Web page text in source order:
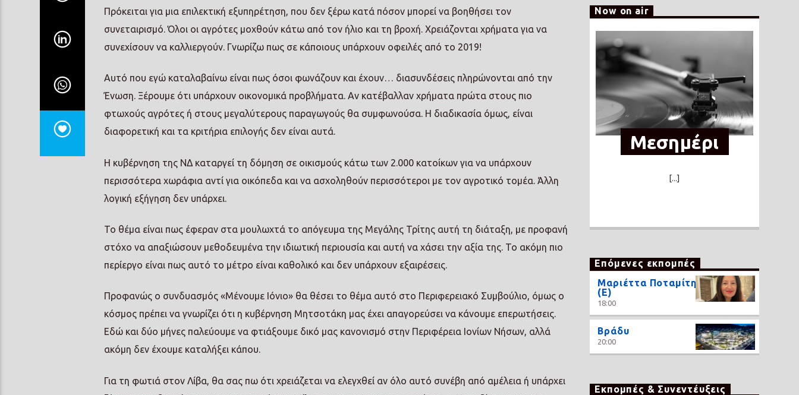
Πρόκειται για μια επιλεκτική εξυπηρέτηση, που δεν ξέρω κατά πόσον μπορεί να βοηθήσει τον
συνεταιρισμό. Όλοι οι αγρότες μοχθούν κάτω από τον ήλιο και τη βροχή. Χρειάζονται χρήματα για να
συνεχίσουν να καλλιεργούν. Γνωρίζω πως σε κάποιους υπάρχουν οφειλές από το 2019!
Aυτό που εγώ καταλαβαίνω είναι πως όσοι φωνάζουν και έχουν… διασυνδέσεις πληρώνονται από την
Ένωση. Ξέρουμε ότι υπάρχουν οικονομικά προβλήματα. Αν κατέβαλλαν χρήματα πρώτα στους πιο
φτωχούς αγρότες ή στους μεγαλύτερους παραγωγούς θα συμφωνούσα. Η διαδικασία όμως, είναι
διαφορετική και τα κριτήρια επιλογής δεν είναι αυτά.
Η κυβέρνηση της ΝΔ καταργεί τη δόμηση σε οικισμούς κάτω των 2.000 κατοίκων για να υπάρχουν
περισσότερα χωράφια αντί για οικόπεδα και να ασχοληθούν περισσότεροι με τον αγροτικό τομέα. Άλλη
λογική εξήγηση δεν υπάρχει.
Το θέμα είναι πως έφεραν στα μουλωχτά το απόγευμα της Μεγάλης Τρίτης αυτή τη διάταξη, με προφανή
στόχο να απαξιώσουν μεθοδευμένα την ιδιωτική περιουσία και αυτή να χάσει την αξία της. Το ακόμη πιο
περίεργο είναι πως αυτό το μέτρο είναι καθολικό και δεν υπάρχουν εξαιρέσεις.
Προφανώς ο συνδυασμός «Μένουμε Ιόνιο» θα θέσει το θέμα αυτό στο Περιφερειακό Συμβούλιο, όμως ο
κόσμος πρέπει να γνωρίζει ότι η κυβέρνηση Μητσοτάκη μας έχει απαγορεύσει να κάνουμε επερωτήσεις.
Εδώ και δύο μήνες παλεύουμε να φτιάξουμε δικό μας κανονισμό στην Περιφέρεια Ιονίων Νήσων, αλλά
ακόμη δεν έχουμε καταλήξει κάπου.
Για τη φωτιά στον Λίβα, θα σας πω ότι χρειάζεται να ελεγχθεί αν όλο αυτό συνέβη από αμέλεια ή υπάρχει
Now on air
Μεσημέρι
[...]
Επόμενες εκπομπές
Μαριέττα Ποταμίτη
(Ε)
18:00
Βράδυ
20:00
Εκπομπές & Συνεντέυξεις